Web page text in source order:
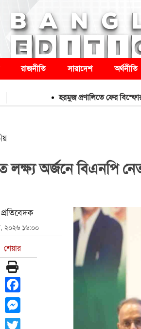
রাজনীতি সারাদেশ অর্থনীতি
হরমুজ প্রণালিতে ফের বিস্ফোরণের
লক্ষ্য অর্জনে বিএনপি
২০২৬ ১৬:০০
শেয়ার
Facebook
Messenger
Twitter